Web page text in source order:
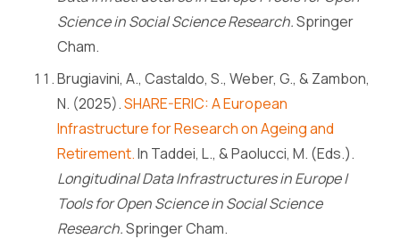
Science in Social Science Research.Springer
Cham.
Brugiavini, A., Castaldo, S., Weber, G., & Zambon,
N. (2025).SHARE-ERIC: A European
Infrastructure for Research on Ageing and
Retirement.In Taddei, L., & Paolucci, M. (Eds.).
Longitudinal Data Infrastructures in Europe |
Tools for Open Science in Social Science
Research.Springer Cham.